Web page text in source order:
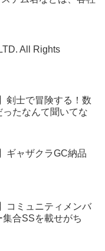
All Rights
剣士で冒険する！数
たなんて聞いてな
ギャザクラGC納品
コミュニティメンバ
合SSを載せがち